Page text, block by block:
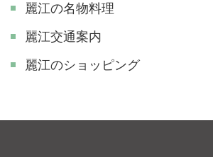
麗江の名物料理
麗江交通案内
麗江のショッピング